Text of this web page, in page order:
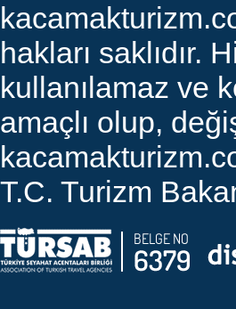
hakları saklıdır.
kullanılamaz ve
amaçlı olup,
T.C. Turizm